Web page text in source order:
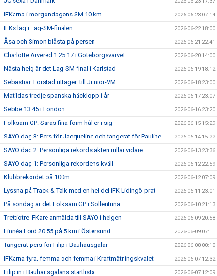
IFKarna i morgondagens SM 10 km 2026-06-23 07:14
IFKs lag i Lag-SM-finalen 2026-06-22 18:00
Åsa och Simon blåsta på persen 2026-06-21 22:41
Charlotte Arvered 1:25:17 i Göteborgsvarvet 2026-06-20 14:00
Nästa helg är det Lag-SM-final i Karlstad 2026-06-19 18:12
Sebastian Lörstad uttagen till Junior-VM 2026-06-18 23:00
Matildas tredje spanska häcklopp i år 2026-06-17 23:07
Sebbe 13:45 i London 2026-06-16 23:20
Folksam GP: Saras fina form håller i sig 2026-06-15 15:29
SAYO dag 3: Pers för Jacqueline och tangerat för Pauline 2026-06-14 15:22
SAYO dag 2: Personliga rekordslakten rullar vidare 2026-06-13 23:36
SAYO dag 1: Personliga rekordens kväll 2026-06-12 22:59
Klubbrekordet på 100m 2026-06-12 07:09
Lyssna på Track & Talk med en hel del IFK Lidingö-prat 2026-06-11 23:01
På söndag är det Folksam GP i Sollentuna 2026-06-10 21:13
Trettiotre IFKare anmälda till SAYO i helgen 2026-06-09 20:58
Linnéa Lord 20:55 på 5 km i Östersund 2026-06-09 07:11
Tangerat pers för Filip i Bauhausgalan 2026-06-08 00:10
IFKarna fyra, femma och femma i Kraftmätningskvalet 2026-06-07 12:32
Filip in i Bauhausgalans startlista 2026-06-07 12:09